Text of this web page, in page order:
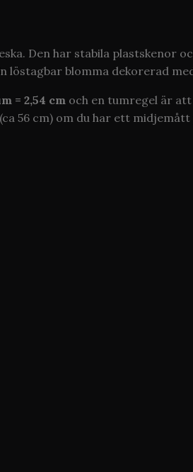
Den har stabila plastskenor
löstagbar blomma dekorerad
= 2,54 cm och en tumregel är
56 cm) om du har ett midjemått